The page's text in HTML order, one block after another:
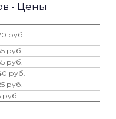
- Цены
руб.
руб.
руб.
руб.
руб.
руб.